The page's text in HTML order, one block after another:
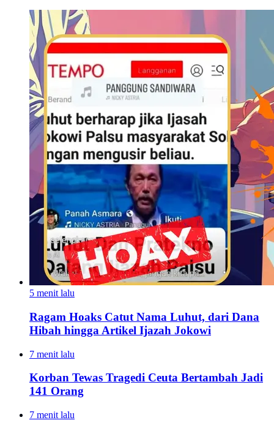
5 menit lalu
Ragam Hoaks Catut Nama Luhut, dari Dana
Hibah hingga Artikel Ijazah Jokowi
7 menit lalu
Korban Tewas Tragedi Ceuta Bertambah Jadi
141 Orang
7 menit lalu